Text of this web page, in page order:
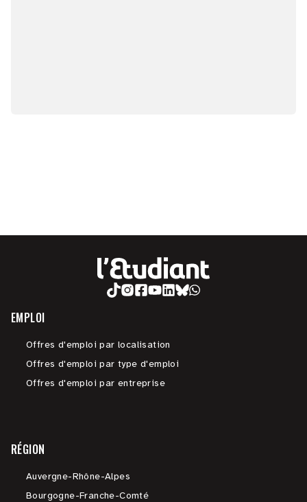
EMPLOI
Offres d'emploi par localisation
Offres d'emploi par type d'emploi
Offres d'emploi par entreprise
RÉGION
Auvergne-Rhône-Alpes
Bourgogne-Franche-Comté